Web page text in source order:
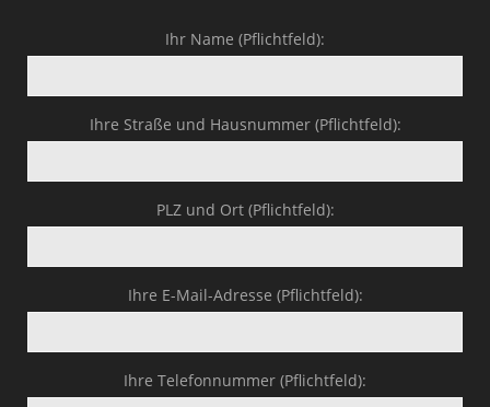
Ihr Name (Pflichtfeld):
Ihre Straße und Hausnummer (Pflichtfeld):
PLZ und Ort (Pflichtfeld):
Ihre E-Mail-Adresse (Pflichtfeld):
Ihre Telefonnummer (Pflichtfeld):